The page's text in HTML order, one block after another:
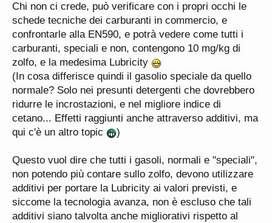
Chi non ci crede, può verificare con i propri occhi le
schede tecniche dei carburanti in commercio, e
confrontarle alla EN590, e potrà vedere come tutti i
carburanti, speciali e non, contengono 10 mg/kg di
zolfo, e la medesima Lubricity
(In cosa differisce quindi il gasolio speciale da quello
normale? Solo nei presunti detergenti che dovrebbero
ridurre le incrostazioni, e nel migliore indice di
cetano... Effetti raggiunti anche attraverso additivi, ma
qui c'è un altro topic
)
Questo vuol dire che tutti i gasoli, normali e "speciali",
non potendo più contare sullo zolfo, devono utilizzare
additivi per portare la Lubricity ai valori previsti, e
siccome la tecnologia avanza, non è escluso che tali
additivi siano talvolta anche migliorativi rispetto al